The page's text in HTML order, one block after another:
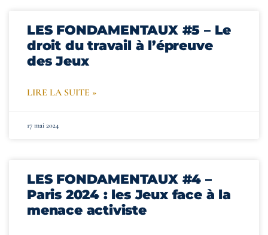
LES FONDAMENTAUX #5 – Le
droit du travail à l’épreuve
des Jeux
LIRE LA SUITE »
17 mai 2024
LES FONDAMENTAUX #4 –
Paris 2024 : les Jeux face à la
menace activiste